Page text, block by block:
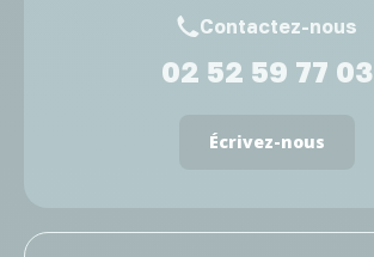
Contactez-nous
02 52 59 77 03
Écrivez-nous